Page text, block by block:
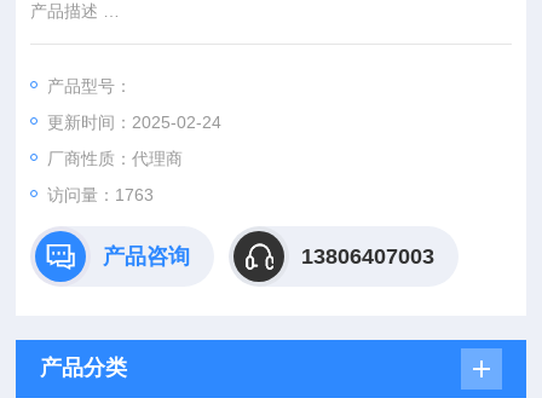
产品描述
空气活塞式移液器Transferpette® Digital 根据人类手掌形状设计
连续移液操作时。细长的枪身使得即使在Z细的容器中进行移液
操作也不需要去除枪头脱卸仓。吸头尖的设计可以适用IBRAND
吸头以及绝大多数主要生产商的吸头。
产品型号：
更新时间：2025-02-24
厂商性质：代理商
访问量：1763
产品咨询 13806407003
产品分类